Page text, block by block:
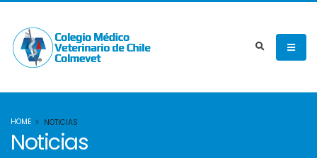
HOME NOTICIAS
Noticias